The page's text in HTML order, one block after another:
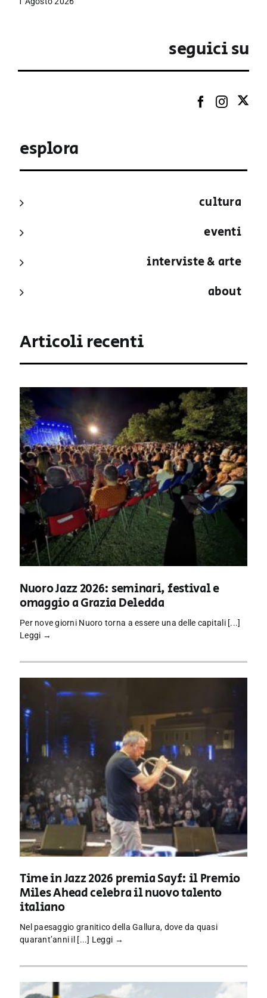
seguici su
esplora
cultura
eventi
interviste & arte
about
Articoli recenti
Nuoro Jazz 2026: seminari, festival e
omaggio a Grazia Deledda
Per nove giorni Nuoro torna a essere una delle capitali [...]
Leggi →
Time in Jazz 2026 premia Sayf: il Premio
Miles Ahead celebra il nuovo talento
italiano
Nel paesaggio granitico della Gallura, dove da quasi
quarant’anni il [...] Leggi →